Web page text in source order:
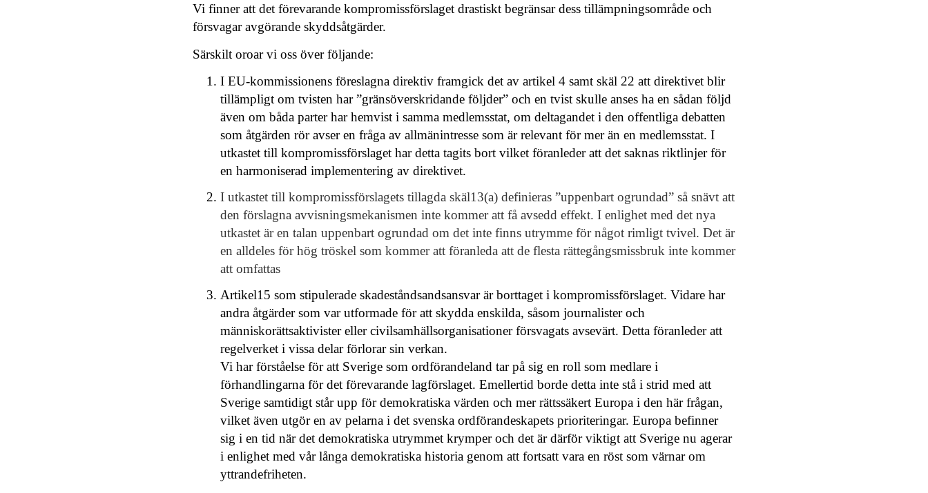
Vi finner att det förevarande kompromissförslaget drastiskt begränsar dess tillämpningsområde och
försvagar avgörande skyddsåtgärder.
Särskilt oroar vi oss över följande:
I EU-kommissionens föreslagna direktiv framgick det av artikel 4 samt skäl 22 att direktivet blir
tillämpligt om tvisten har ”gränsöverskridande följder” och en tvist skulle anses ha en sådan följd
även om båda parter har hemvist i samma medlemsstat, om deltagandet i den offentliga debatten
som åtgärden rör avser en fråga av allmänintresse som är relevant för mer än en medlemsstat. I
utkastet till kompromissförslaget har detta tagits bort vilket föranleder att det saknas riktlinjer för
en harmoniserad implementering av direktivet.
I utkastet till kompromissförslagets tillagda skäl13(a) definieras ”uppenbart ogrundad” så snävt att
den förslagna avvisningsmekanismen inte kommer att få avsedd effekt. I enlighet med det nya
utkastet är en talan uppenbart ogrundad om det inte finns utrymme för något rimligt tvivel. Det är
en alldeles för hög tröskel som kommer att föranleda att de flesta rättegångsmissbruk inte kommer
att omfattas
Artikel15 som stipulerade skadeståndsandsansvar är borttaget i kompromissförslaget. Vidare har
andra åtgärder som var utformade för att skydda enskilda, såsom journalister och
människorättsaktivister eller civilsamhällsorganisationer försvagats avsevärt. Detta föranleder att
regelverket i vissa delar förlorar sin verkan.
Vi har förståelse för att Sverige som ordförandeland tar på sig en roll som medlare i
förhandlingarna för det förevarande lagförslaget. Emellertid borde detta inte stå i strid med att
Sverige samtidigt står upp för demokratiska värden och mer rättssäkert Europa i den här frågan,
vilket även utgör en av pelarna i det svenska ordförandeskapets prioriteringar. Europa befinner
sig i en tid när det demokratiska utrymmet krymper och det är därför viktigt att Sverige nu agerar
i enlighet med vår långa demokratiska historia genom att fortsatt vara en röst som värnar om
yttrandefriheten.